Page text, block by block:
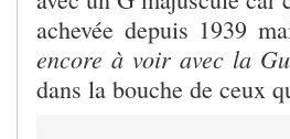
achevée depuis 1939
encore à voir avec la
dans la bouche de ceux